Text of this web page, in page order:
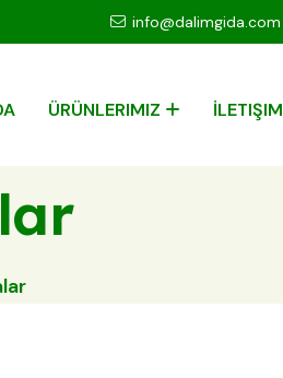
info@dalimgida.com
ÜRÜNLERIMIZ İLETIŞIM